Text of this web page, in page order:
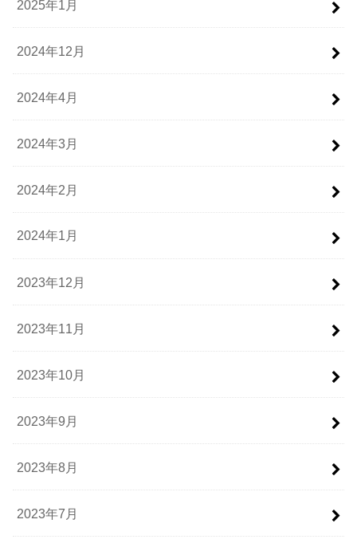
2025年1月
2024年12月
2024年4月
2024年3月
2024年2月
2024年1月
2023年12月
2023年11月
2023年10月
2023年9月
2023年8月
2023年7月